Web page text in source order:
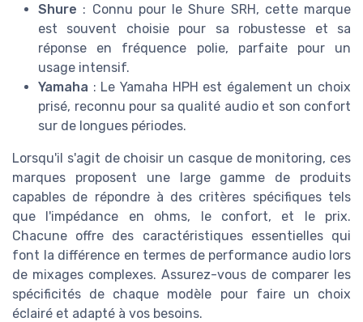
Shure : Connu pour leShure SRH, cette marque
est souvent choisie pour sa robustesse et sa
réponse en fréquence polie, parfaite pour un
usage intensif.
Yamaha : Le Yamaha HPH est également un choix
prisé, reconnu pour sa qualité audio et son confort
sur de longues périodes.
Lorsqu'il s'agit de choisir un casque de monitoring, ces
marques proposent une large gamme de produits
capables de répondre à des critères spécifiques tels
que l'impédance en ohms, le confort, et le prix.
Chacune offre des caractéristiques essentielles qui
font la différence en termes de performance audio lors
de mixages complexes. Assurez-vous de comparer les
spécificités de chaque modèle pour faire un choix
éclairé et adapté à vos besoins.